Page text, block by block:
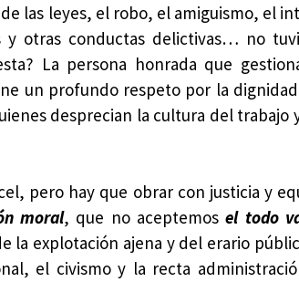
las leyes, el robo, el amiguismo, el
otras conductas delictivas… no
La persona honrada que
un profundo respeto por la
desprecian la cultura del trabajo
pero hay que obrar con justicia y
moral, que no aceptemosel todo
la explotación ajena y del erario
el civismo y la recta